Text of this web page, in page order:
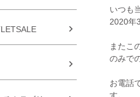
いつも
2020年
またこ
のみで
お電話
す。